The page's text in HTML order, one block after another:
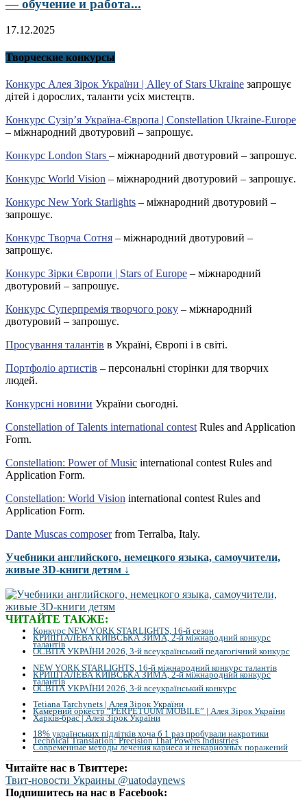
— обучение и работа...
17.12.2025
Творческие конкурсы
Конкурс Алея Зірок України | Alley of Stars Ukraine запрошує
дітей і дорослих, таланти усіх мистецтв.
Конкурс Сузір’я Україна-Європа | Constellation Ukraine-Europe
– міжнародний двотуровий – запрошує.
Конкурс London Stars – міжнародний двотуровий – запрошує.
Конкурс World Vision – міжнародний двотуровий – запрошує.
Конкурс New York Starlights – міжнародний двотуровий –
запрошує.
Конкурс Творча Сотня – міжнародний двотуровий –
запрошує.
Конкурс Зірки Європи | Stars of Europe – міжнародний
двотуровий – запрошує.
Конкурс Суперпремія творчого року – міжнародний
двотуровий – запрошує.
Просування талантів в Україні, Європі і в світі.
Портфоліо артистів – персональні сторінки для творчих
людей.
Конкурсні новини України сьогодні.
Constellation of Talents international contest Rules and Application
Form.
Constellation: Power of Music international contest Rules and
Application Form.
Constellation: World Vision international contest Rules and
Application Form.
Dante Muscas composerfrom Terralba, Italy.
Учебники английского, немецкого языка, самоучители,
живые 3D-книги детям ↓
ЧИТАЙТЕ ТАКЖЕ:
Конкурс NEW YORK STARLIGHTS, 16-й сезон
КРИШТАЛЕВА КИЇВСЬКА ЗИМА, 2-й міжнародний конкурс
талантів
ОСВІТА УКРАЇНИ 2026, 3-й всеукраїнський педагогічний конкурс
NEW YORK STARLIGHTS, 16-й міжнародний конкурс талантів
КРИШТАЛЕВА КИЇВСЬКА ЗИМА, 2-й міжнародний конкурс
талантів
ОСВІТА УКРАЇНИ 2026, 3-й всеукраїнський конкурс
Tetiana Tarchynets | Алея Зірок України
Камерний оркестр “PERPETUUM MOBILE” | Алея Зірок України
Харків-брас | Алея Зірок України
18% українських підлітків хоча б 1 раз пробували накротики
Technical Translation: Precision That Powers Industries
Современные методы лечения кариеса и некариозных поражений
Читайте нас в Твиттере:
Твит-новости Украины @uatodaynews
Подпишитесь на нас в Facebook: